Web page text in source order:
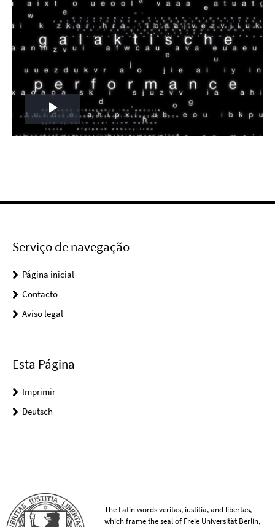
Play
Serviço de navegação
Página inicial
Contacto
Aviso legal
Esta Página
Imprimir
Deutsch
The Latin words veritas, iustitia, and libertas,
which frame the seal of Freie Universität Berlin,